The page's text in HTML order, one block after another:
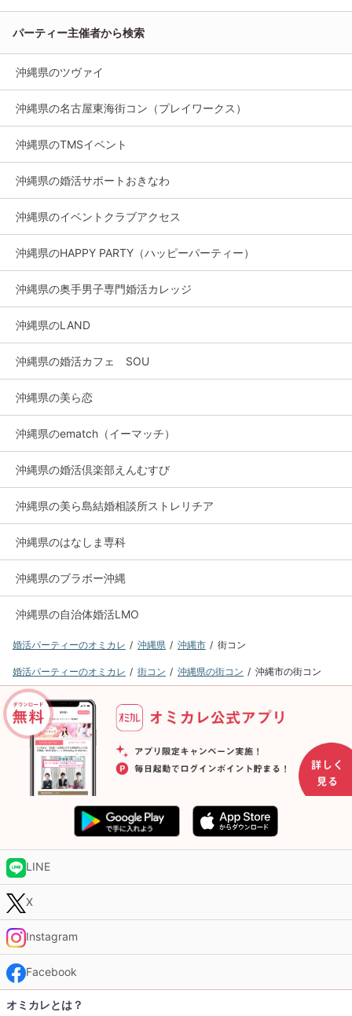
パーティー主催者から検索
沖縄県のツヴァイ
沖縄県の名古屋東海街コン（プレイワークス）
沖縄県のTMSイベント
沖縄県の婚活サポートおきなわ
沖縄県のイベントクラブアクセス
沖縄県のHAPPY PARTY（ハッピーパーティー）
沖縄県の奥手男子専門婚活カレッジ
沖縄県のLAND
沖縄県の婚活カフェ SOU
沖縄県の美ら恋
沖縄県のematch（イーマッチ）
沖縄県の婚活倶楽部えんむすび
沖縄県の美ら島結婚相談所ストレリチア
沖縄県のはなしま専科
沖縄県のブラボー沖縄
沖縄県の自治体婚活LMO
婚活パーティーのオミカレ 沖縄県 沖縄市 街コン
婚活パーティーのオミカレ 街コン 沖縄県の街コン 沖縄市の街コン
LINE
X
Instagram
Facebook
オミカレとは？